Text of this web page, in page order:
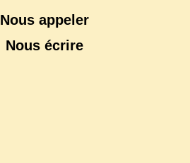
Nous appeler
Nous écrire